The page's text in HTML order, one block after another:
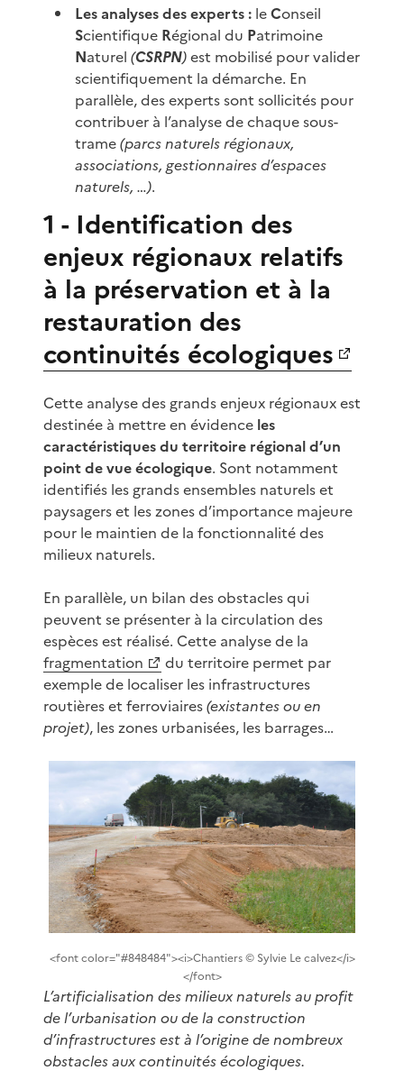
Les analyses des experts : leConseil
Scientifique Régional du Patrimoine
Naturel(CSRPN)est mobilisé pour valider
scientifiquement la démarche. En
parallèle, des experts sont sollicités pour
contribuer à l’analyse de chaque sous-
trame(parcs naturels régionaux,
associations, gestionnaires d’espaces
naturels, …).
1 - Identification des
enjeux régionaux relatifs
à la préservation et à la
restauration des
continuités écologiques
Cette analyse des grands enjeux régionaux est
destinée à mettre en évidence les
caractéristiques du territoire régional d’un
point de vue écologique. Sont notamment
identifiés les grands ensembles naturels et
paysagers et les zones d’importance majeure
pour le maintien de la fonctionnalité des
milieux naturels.
En parallèle, un bilan des obstacles qui
peuvent se présenter à la circulation des
espèces est réalisé. Cette analyse de la
fragmentation
du territoire permet par
exemple de localiser les infrastructures
routières et ferroviaires(existantes ou en
projet), les zones urbanisées, les barrages…
<font color="#848484"><i>Chantiers © Sylvie Le calvez</i>
</font>
L’artificialisation des milieux naturels au profit
de l’urbanisation ou de la construction
d’infrastructures est à l’origine de nombreux
obstacles aux continuités écologiques.